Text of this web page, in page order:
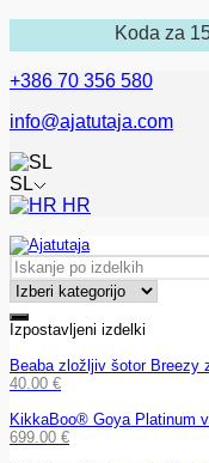
Koda za
+386 70 356 580
info@ajatutaja.com
SL
HR
Izpostavljeni izdelki
Beaba zložljiv šotor Breezy
40.00 €
KikkaBoo® Goya Platinum
699.00 €